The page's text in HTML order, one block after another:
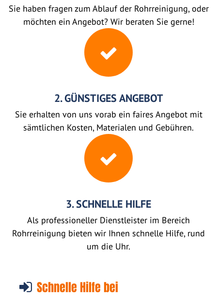
Sie haben fragen zum Ablauf der Rohrreinigung, oder
möchten ein Angebot? Wir beraten Sie gerne!
2. GÜNSTIGES ANGEBOT
Sie erhalten von uns vorab ein faires Angebot mit
sämtlichen Kosten, Materialen und Gebühren.
3. SCHNELLE HILFE
Als professioneller Dienstleister im Bereich
Rohrreinigung bieten wir Ihnen schnelle Hilfe, rund
um die Uhr.
Schnelle Hilfe bei